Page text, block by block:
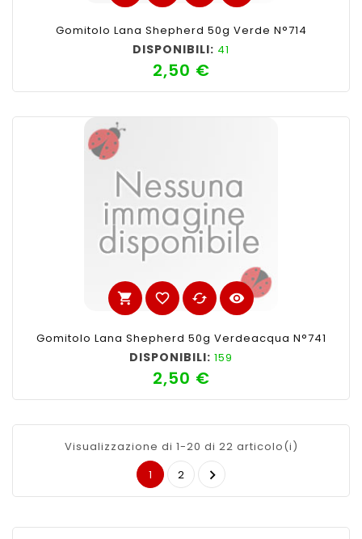
Gomitolo Lana Shepherd 50g Verde N°714
DISPONIBILI: 41
2,50 €Prezzo
shopping_cart favorite_border cached visibility
Gomitolo Lana Shepherd 50g Verdeacqua N°741
DISPONIBILI: 159
2,50 €Prezzo
Visualizzazione di 1-20 di 22 articolo(i)
1
2 